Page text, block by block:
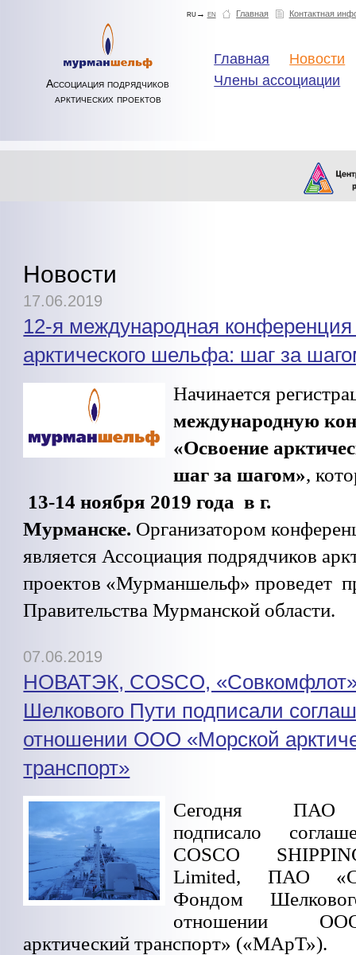
Ассоциация подрядчиков
арктических проектов
Контактная
Главная
ru→ en
Главная
Новости
Члены ассоциации
Новости
17.06.2019
12-я международная
арктического шельфа: шаг за
Начинается
международную
«Освоение
шаг за шагом»,
13-14 ноября 2019 года в г.
Мурманске. Организатором
является Ассоциация подрядчиков
проектов «Мурманшельф» проведет
Правительства Мурманской области.
07.06.2019
НОВАТЭК, COSCO,
Шелкового Пути подписали
отношении ООО «Морской
транспорт»
Сегодня ПАО
подписало
COSCO
Limited, ПАО
Фондом
отношении
арктический транспорт» («МАрТ»).